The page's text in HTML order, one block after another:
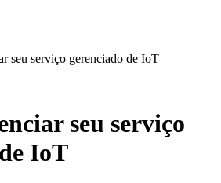
seu serviço gerenciado de IoT
seu serviço
IoT